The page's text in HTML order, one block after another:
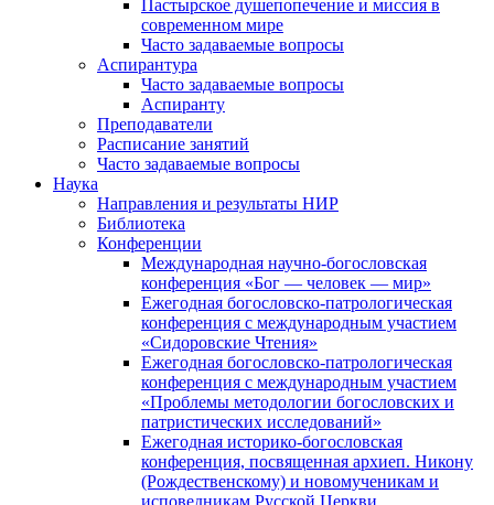
Пастырское душепопечение и миссия в
современном мире
Часто задаваемые вопросы
Аспирантура
Часто задаваемые вопросы
Аспиранту
Преподаватели
Расписание занятий
Часто задаваемые вопросы
Наука
Направления и результаты НИР
Библиотека
Конференции
Международная научно-богословская
конференция «Бог — человек — мир»
Ежегодная богословско-патрологическая
конференция с международным участием
«Сидоровские Чтения»
Ежегодная богословско-патрологическая
конференция с международным участием
«Проблемы методологии богословских и
патристических исследований»
Ежегодная историко-богословская
конференция, посвященная архиеп. Никону
(Рождественскому) и новомученикам и
исповедникам Русской Церкви